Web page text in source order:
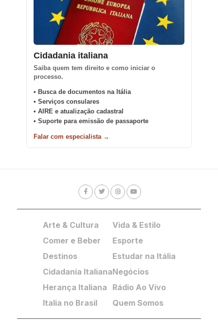
Cidadania italiana
Saiba quem tem direito e como iniciar o
processo.
• Busca de documentos na Itália
• Serviços consulares
• AIRE e atualização cadastral
• Suporte para emissão de passaporte
Falar com especialista →
Arte & Cultura
Comer e Beber
Destinos
Cidadania Italiana
Herança Italiana
Italia no Brasil
Vida & Estilo
Esporte
Estudar na Itália
Negócios
Rádio Ao Vivo
Quem Somos